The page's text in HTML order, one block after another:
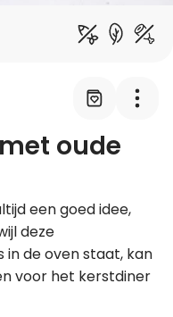
Leer koken als een chef
Kooktips & blogs
oude
een goed idee,
deze
de oven staat, kan
voor het kerstdiner